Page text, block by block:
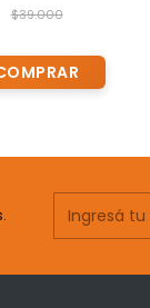
$39.000